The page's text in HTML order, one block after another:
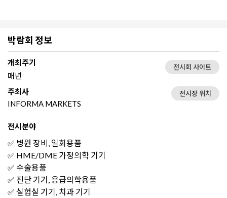
박람회 정보
개최주기
매년
전시회 사이트
주최사
INFORMA MARKETS
전시장 위치
전시분야
✅ 병원 장비, 일회용품
✅ HME/DME 가정의학 기기
✅ 수술용품
✅ 진단 기기, 응급의학용품
✅ 실험실 기기, 치과 기기